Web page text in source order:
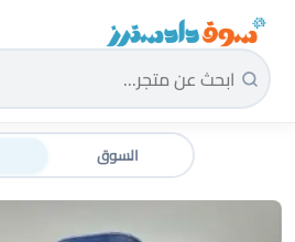
سوق دادسترز الرئيسية
السوق